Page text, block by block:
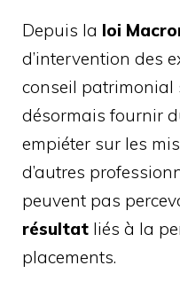
Depuis la loi
d’intervention des
conseil patrimonial
désormais fournir
empiéter sur les
d’autres
peuvent pas
résultat liés à la
placements.